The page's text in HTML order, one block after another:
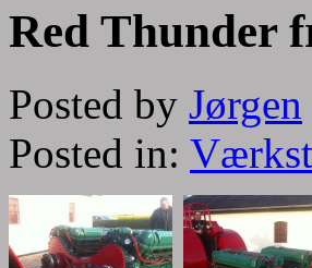
Red Thunder
Posted by Jørgen
Posted in: